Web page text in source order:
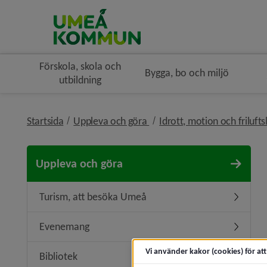
Förskola, skola och
utbildning
Bygga, bo och miljö
Startsida Uppleva och göra nivå i
Idrott, motion och
Uppleva och göra
Turism, att besöka Umeå
Evenemang
Bibliotek Vi använder kakor (cookies) för